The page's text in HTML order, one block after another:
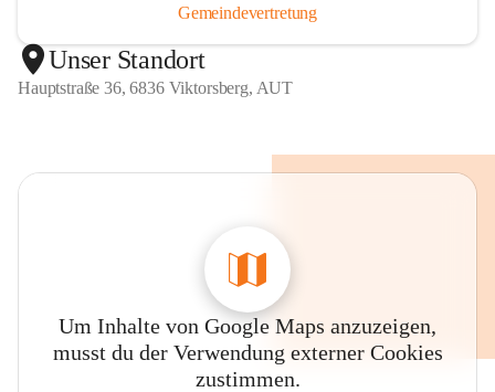
Gemeindevertretung
Unser Standort
Hauptstraße 36, 6836 Viktorsberg, AUT
Um Inhalte von Google Maps anzuzeigen,
musst du der Verwendung externer Cookies
zustimmen.